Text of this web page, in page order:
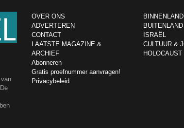
OVER ONS
ADVERTEREN
CONTACT
LAATSTE MAGAZINE &
ARCHIEF
Abonneren
Gratis proefnummer aanvragen!
Privacybeleid
BINNENLAND
BUITENLAND
ISRAËL
CULTUUR &
HOLOCAUST